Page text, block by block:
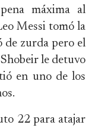
máxima al
Messi tomó la
de zurda pero el
le detuvo
en uno de los
22 para atajar